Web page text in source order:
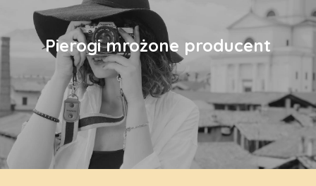
Pierogi mrożone producent